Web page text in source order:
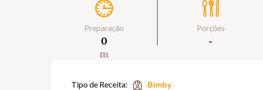
Preparação
0
m
Porções
‐
Tipo de Receita: Bimby